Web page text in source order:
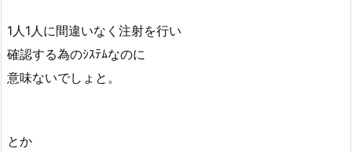
1人1人に間違いなく注射を行い
確認する為のｼｽﾃﾑなのに
意味ないでしょと。
とか